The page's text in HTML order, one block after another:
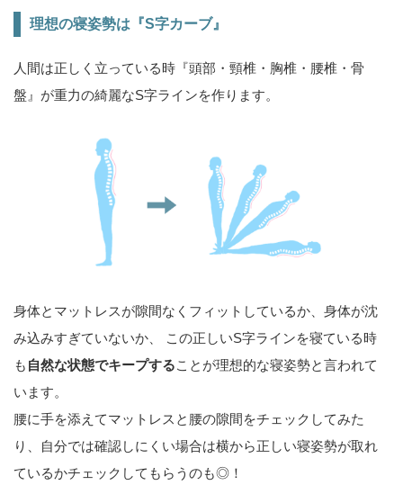
理想の寝姿勢は『S字カーブ』
人間は正しく立っている時『頭部・頸椎・胸椎・腰椎・骨
盤』が重力の綺麗なS字ラインを作ります。
身体とマットレスが隙間なくフィットしているか、身体が沈
み込みすぎていないか、 この正しいS字ラインを寝ている時
も 自然な状態でキープすることが理想的な寝姿勢と言われて
います。
腰に手を添えてマットレスと腰の隙間をチェックしてみた
り、自分では確認しにくい場合は横から正しい寝姿勢が取れ
ているかチェックしてもらうのも◎！